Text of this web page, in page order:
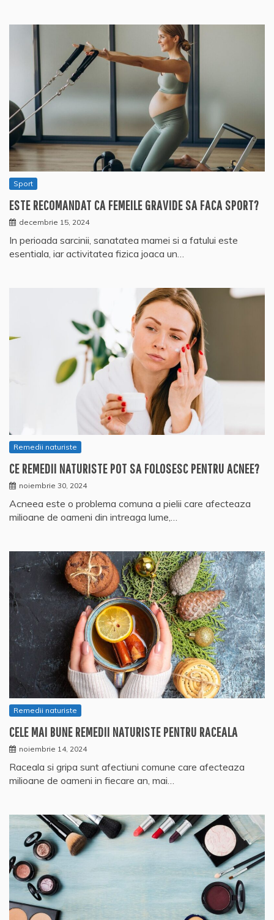
Sport
ESTE RECOMANDAT CA FEMEILE GRAVIDE SA FACA SPORT?
decembrie 15, 2024
In perioada sarcinii, sanatatea mamei si a fatului este
esentiala, iar activitatea fizica joaca un…
Remedii naturiste
CE REMEDII NATURISTE POT SA FOLOSESC PENTRU ACNEE?
noiembrie 30, 2024
Acneea este o problema comuna a pielii care afecteaza
milioane de oameni din intreaga lume,…
Remedii naturiste
CELE MAI BUNE REMEDII NATURISTE PENTRU RACEALA
noiembrie 14, 2024
Raceala si gripa sunt afectiuni comune care afecteaza
milioane de oameni in fiecare an, mai…